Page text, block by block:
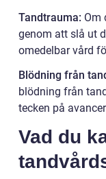
Tandtrauma: Om
genom att slå ut
omedelbar vård
Blödning från
blödning från
tecken på
Vad du